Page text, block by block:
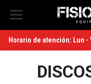
Horario de atención: Lun -